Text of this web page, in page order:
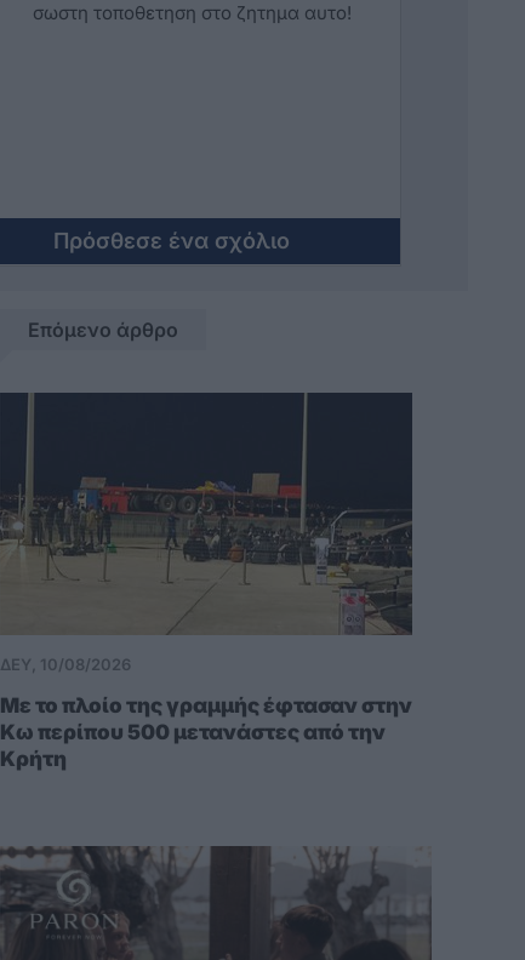
ζητάει κάνει να βάλουν από την τσέπη
σωστη τοποθετηση στο ζητημα αυτο!
Πρόσθεσε ένα σχόλιο
Επόμενο άρθρο
ΔΕΥ, 10/08/2026
Με το πλοίο της γραμμής έφτασαν στην
Κω περίπου 500 μετανάστες από την
Κρήτη